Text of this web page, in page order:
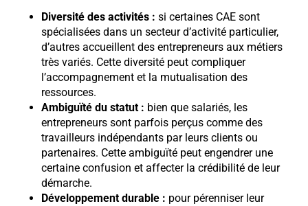
Diversité des activités : si certaines CAE sont
spécialisées dans un secteur d’activité particulier,
d’autres accueillent des entrepreneurs aux métiers
très variés. Cette diversité peut compliquer
l’accompagnement et la mutualisation des
ressources.
Ambiguïté du statut : bien que salariés, les
entrepreneurs sont parfois perçus comme des
travailleurs indépendants par leurs clients ou
partenaires. Cette ambiguïté peut engendrer une
certaine confusion et affecter la crédibilité de leur
démarche.
Développement durable : pour pérenniser leur